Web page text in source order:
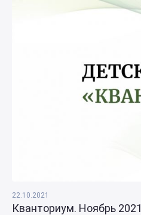
22.10.2021
Кванториум. Ноябрь 2021